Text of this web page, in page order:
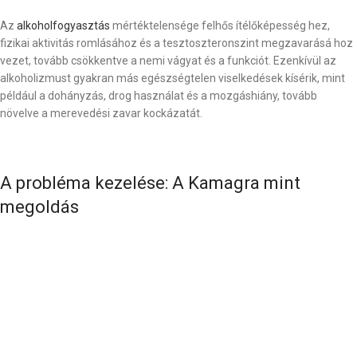
Az alkoholfogyasztás mértéktelensége felhős ítélőképesség hez,
fizikai aktivitás romlásához és a tesztoszteronszint megzavarásá hoz
vezet, tovább csökkentve a nemi vágyat és a funkciót. Ezenkívül az
alkoholizmust gyakran más egészségtelen viselkedések kísérik, mint
például a dohányzás, drog használat és a mozgáshiány, tovább
növelve a merevedési zavar kockázatát.
A probléma kezelése: A Kamagra mint
megoldás